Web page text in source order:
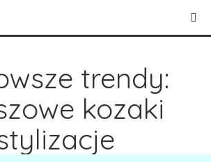
trendy:
kozaki